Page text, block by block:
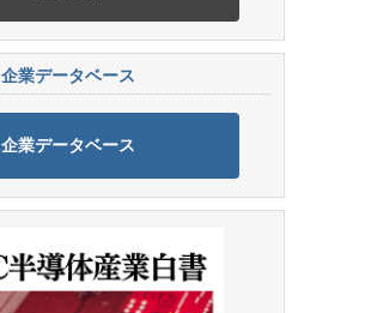
企業データベース
企業データベース